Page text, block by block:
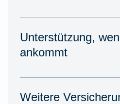
Unterstützung,
ankommt
Weitere